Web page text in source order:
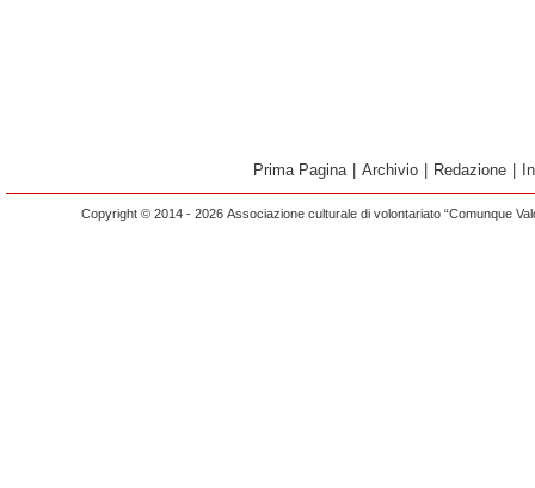
Prima Pagina Archivio Redazione
Copyright © 2014 - 2026 Associazione culturale di volontariato “Comunque